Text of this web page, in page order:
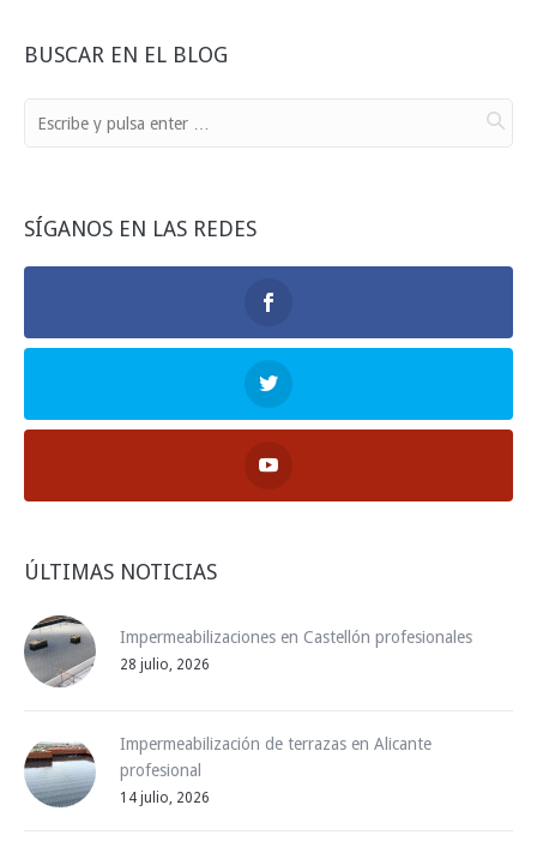
BUSCAR EN EL BLOG
SÍGANOS EN LAS REDES
ÚLTIMAS NOTICIAS
Impermeabilizaciones en Castellón profesionales
28 julio, 2026
Impermeabilización de terrazas en Alicante
profesional
14 julio, 2026